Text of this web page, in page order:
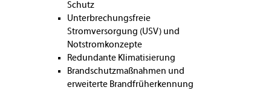
Schutz
Unterbrechungsfreie
Stromversorgung (USV) und
Notstromkonzepte
Redundante Klimatisierung
Brandschutzmaßnahmen und
erweiterte Brandfrüherkennung